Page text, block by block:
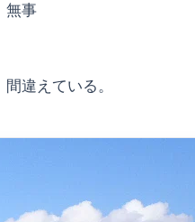
無事
違えている。